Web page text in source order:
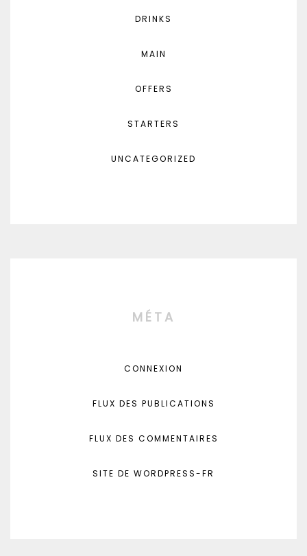
DRINKS
MAIN
OFFERS
STARTERS
UNCATEGORIZED
MÉTA
CONNEXION
FLUX DES PUBLICATIONS
FLUX DES COMMENTAIRES
SITE DE WORDPRESS-FR